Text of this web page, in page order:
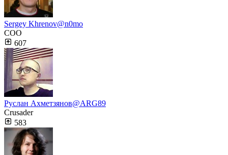
Sergey Khrenov@n0mo
COO
607
Руслан Ахметзянов@ARG89
Crusader
583